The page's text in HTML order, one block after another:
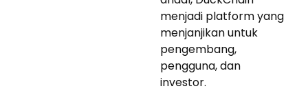
menjadi platform yang
menjanjikan untuk
pengembang,
pengguna, dan
investor.